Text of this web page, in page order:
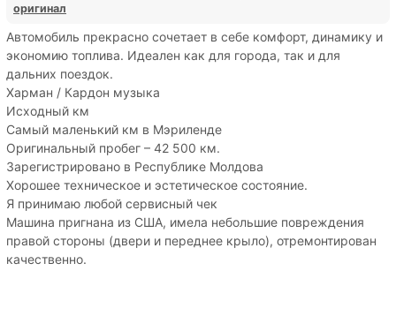
оригинал
Автомобиль прекрасно сочетает в себе комфорт, динамику и
экономию топлива. Идеален как для города, так и для
дальних поездок.
Харман / Кардон музыка
Исходный км
Самый маленький км в Мэриленде
Оригинальный пробег – 42 500 км.
Зарегистрировано в Республике Молдова
Хорошее техническое и эстетическое состояние.
Я принимаю любой сервисный чек
Машина пригнана из США, имела небольшие повреждения
правой стороны (двери и переднее крыло), отремонтирован
качественно.